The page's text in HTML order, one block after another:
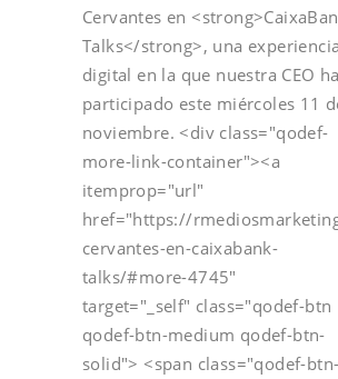
Cervantes en
Talks</strong>, una experiencia
digital en la que nuestra CEO ha
participado este miércoles 11
noviembre. <div class="qodef-
more-link-container"><a
itemprop="url"
href="https://
cervantes-en-caixabank-
talks/#more-4745"
target="_self" class="qodef-btn
qodef-btn-medium qodef-btn-
solid"> <span class="qodef-btn-